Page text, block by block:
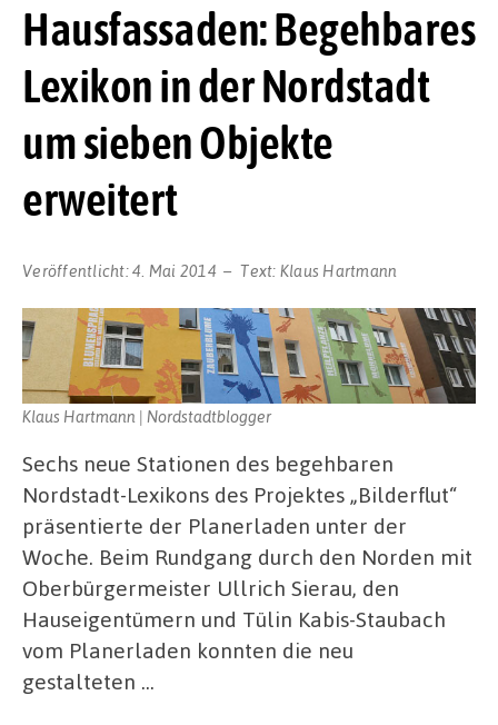
Hausfassaden: Begehbares
Lexikon in der Nordstadt
um sieben Objekte
erweitert
Veröffentlicht:4. Mai 2014 Text: Klaus Hartmann
Klaus Hartmann | Nordstadtblogger
Sechs neue Stationen des begehbaren
Nordstadt-Lexikons des Projektes „Bilderflut“
präsentierte der Planerladen unter der
Woche. Beim Rundgang durch den Norden mit
Oberbürgermeister Ullrich Sierau, den
Hauseigentümern und Tülin Kabis-Staubach
vom Planerladen konnten die neu
gestalteten …